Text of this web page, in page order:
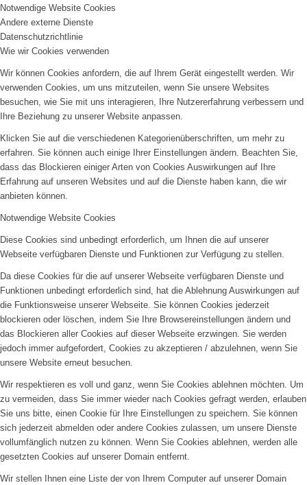
Notwendige Website Cookies
Andere externe Dienste
Datenschutzrichtlinie
Wie wir Cookies verwenden
Wir können Cookies anfordern, die auf Ihrem Gerät eingestellt werden. Wir
verwenden Cookies, um uns mitzuteilen, wenn Sie unsere Websites
besuchen, wie Sie mit uns interagieren, Ihre Nutzererfahrung verbessern und
Ihre Beziehung zu unserer Website anpassen.
Klicken Sie auf die verschiedenen Kategorienüberschriften, um mehr zu
erfahren. Sie können auch einige Ihrer Einstellungen ändern. Beachten Sie,
dass das Blockieren einiger Arten von Cookies Auswirkungen auf Ihre
Erfahrung auf unseren Websites und auf die Dienste haben kann, die wir
anbieten können.
Notwendige Website Cookies
Diese Cookies sind unbedingt erforderlich, um Ihnen die auf unserer
Webseite verfügbaren Dienste und Funktionen zur Verfügung zu stellen.
Da diese Cookies für die auf unserer Webseite verfügbaren Dienste und
Funktionen unbedingt erforderlich sind, hat die Ablehnung Auswirkungen auf
die Funktionsweise unserer Webseite. Sie können Cookies jederzeit
blockieren oder löschen, indem Sie Ihre Browsereinstellungen ändern und
das Blockieren aller Cookies auf dieser Webseite erzwingen. Sie werden
jedoch immer aufgefordert, Cookies zu akzeptieren / abzulehnen, wenn Sie
unsere Website erneut besuchen.
Wir respektieren es voll und ganz, wenn Sie Cookies ablehnen möchten. Um
zu vermeiden, dass Sie immer wieder nach Cookies gefragt werden, erlauben
Sie uns bitte, einen Cookie für Ihre Einstellungen zu speichern. Sie können
sich jederzeit abmelden oder andere Cookies zulassen, um unsere Dienste
vollumfänglich nutzen zu können. Wenn Sie Cookies ablehnen, werden alle
gesetzten Cookies auf unserer Domain entfernt.
Wir stellen Ihnen eine Liste der von Ihrem Computer auf unserer Domain